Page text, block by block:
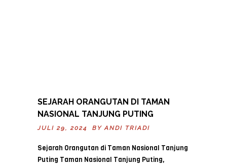
SEJARAH ORANGUTAN DI TAMAN
NASIONAL TANJUNG PUTING
JULI 29, 2024 BYANDI TRIADI
Sejarah Orangutan di Taman Nasional Tanjung
Puting Taman Nasional Tanjung Puting,